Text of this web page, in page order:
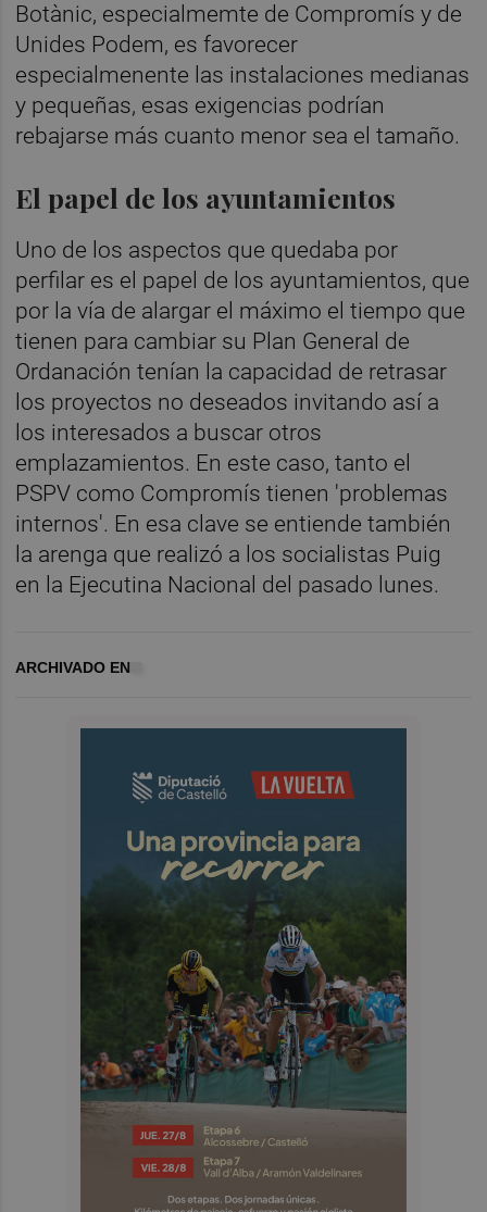
Botànic, especialmemte de Compromís y de
Unides Podem, es favorecer
especialmenente las instalaciones medianas
y pequeñas, esas exigencias podrían
rebajarse más cuanto menor sea el tamaño.
El papel de los ayuntamientos
Uno de los aspectos que quedaba por
perfilar es el papel de los ayuntamientos, que
por la vía de alargar el máximo el tiempo que
tienen para cambiar su Plan General de
Ordanación tenían la capacidad de retrasar
los proyectos no deseados invitando así a
los interesados a buscar otros
emplazamientos. En este caso, tanto el
PSPV como Compromís tienen 'problemas
internos'. En esa clave se entiende también
la arenga que realizó a los socialistas Puig
en la Ejecutina Nacional del pasado lunes.
ARCHIVADO EN